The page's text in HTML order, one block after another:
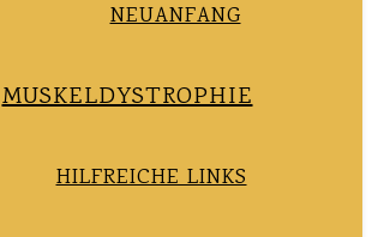
NEUANFANG
MUSKELDYSTROPHIE
HILFREICHE LINKS